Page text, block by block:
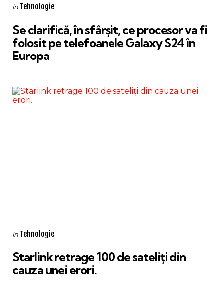
Categories
Posted
in Tehnologie
Se clarifică, în sfârșit, ce procesor va fi
folosit pe telefoanele Galaxy S24 în
Europa
Categories
Posted
in Tehnologie
Starlink retrage 100 de sateliți din
cauza unei erori.